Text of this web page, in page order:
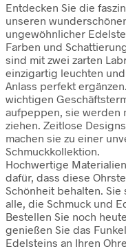
Entdecken Sie die
unseren
ungewöhnlicher
Farben und
sind mit zwei zarten
einzigartig leuchten
Anlass perfekt
wichtigen
aufpeppen, sie werden
ziehen. Zeitlose
machen sie zu einer
Schmuckkollektion.
Hochwertige
dafür, dass diese
Schönheit behalten.
alle, die Schmuck und
Bestellen Sie noch
genießen Sie das
Edelsteins an Ihren